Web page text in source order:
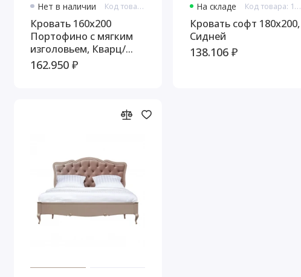
Нет в наличии Код товара: 10944
Кровать 160x200
Портофино с мягким
изголовьем, Кварц/
Патина коричневая
162.950 ₽
На складе Код товара: 11033
Кровать софт 180x200,
Сидней
138.106 ₽